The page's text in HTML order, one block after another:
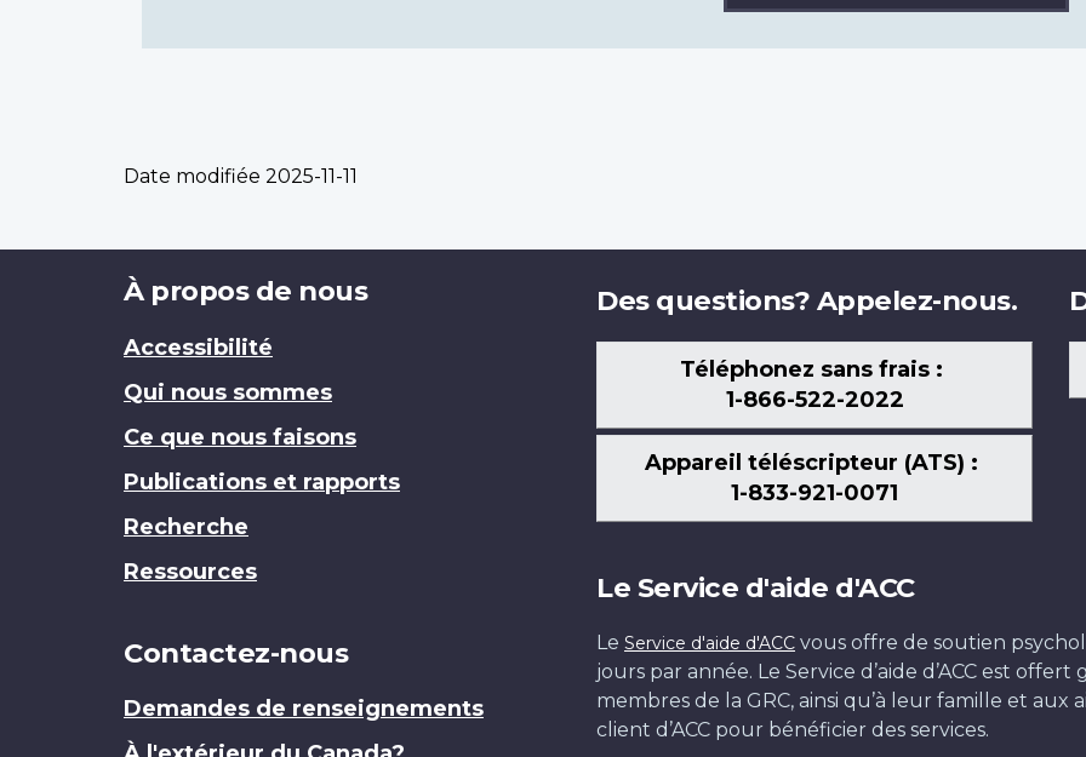
Date modifiée 2025-11-11
Brand
À propos de nous
Accessibilité
Qui nous sommes
Ce que nous faisons
Publications et rapports
Recherche
Ressources
Contactez-nous
Demandes de renseignements
Des questions? Appelez-nous.
Téléphonez sans frais :
1-866-522-2022
Appareil téléscripteur (ATS) :
1-833-921-0071
Le Service d'aide d'ACC
Le Service d'aide d'ACC vous offre de soutien
jours par année. Le Service d’aide d’ACC est
membres de la GRC, ainsi qu’à leur famille et aux
client d’ACC pour bénéficier des services.